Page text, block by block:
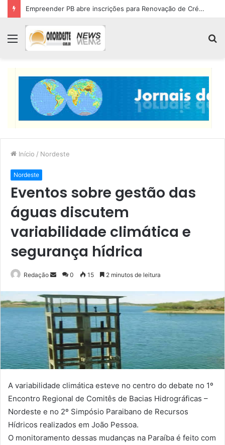
Empreender PB abre inscrições para Renovação de Crédito
Menu
Início / Nordeste
Nordeste
Eventos sobre gestão das
águas discutem
variabilidade climática e
segurança hídrica
Redação
Mande
e-
mail
0 15 2 minutos de leitura
A variabilidade climática esteve no centro do debate no 1º
Encontro Regional de Comitês de Bacias Hidrográficas –
Nordeste e no 2º Simpósio Paraibano de Recursos
Hídricos realizados em João Pessoa.
O monitoramento dessas mudanças na Paraíba é feito com